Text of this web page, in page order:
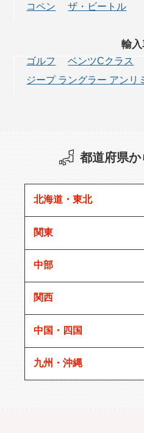
コペン
ザ・ビートル
輸入
ゴルフ ベンツCクラス
ジープ ラングラー アンリ
都道府県
北海道・東北
関東
中部
関西
中国・四国
九州・沖縄